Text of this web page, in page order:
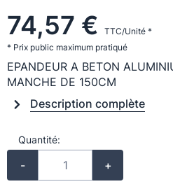
74,57 €
TTC/Unité *
* Prix public maximum pratiqué
EPANDEUR A BETON
MANCHE DE 150CM
Description complète
Quantité:
- +